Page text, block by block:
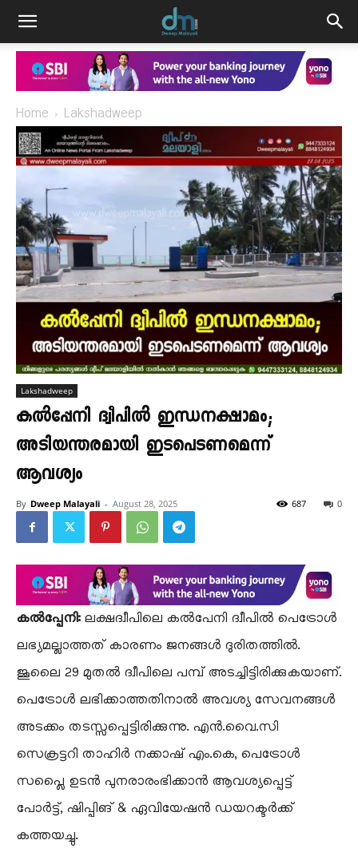
Home Lakshadweep
Lakshadweep
കൽപ്പേനി ദ്വീപിൽ ഇന്ധനക്ഷാമം;
അടിയന്തരമായി ഇടപെടണമെന്ന്
ആവശ്യം
By Dweep Malayali - August 28, 2025 0
687
കൽപ്പേനി:ലക്ഷദ്വീപിലെ കൽപേനി ദ്വീപിൽ പെട്രോൾ
ലഭ്യമല്ലാത്തത് കാരണം ജനങ്ങൾ ദുരിതത്തിൽ.
ജൂലൈ 29 മുതൽ ദ്വീപിലെ പമ്പ് അടച്ചിട്ടിരിക്കുകയാണ്.
പെട്രോൾ ലഭിക്കാത്തതിനാൽ അവശ്യ സേവനങ്ങൾ
അടക്കം തടസ്സപ്പെട്ടിരിക്കുന്നു. എൻ.വൈ.സി
സെക്രട്ടറി താഹിർ നക്കാഷ് എം.കെ, പെട്രോൾ
സപ്ലൈ ഉടൻ പുനരാരംഭിക്കാൻ ആവശ്യപ്പെട്ട്
പോർട്ട്, ഷിപ്പിങ് & ഏവിയേഷൻ ഡയറക്ടർക്ക്
കത്തയച്ചു.